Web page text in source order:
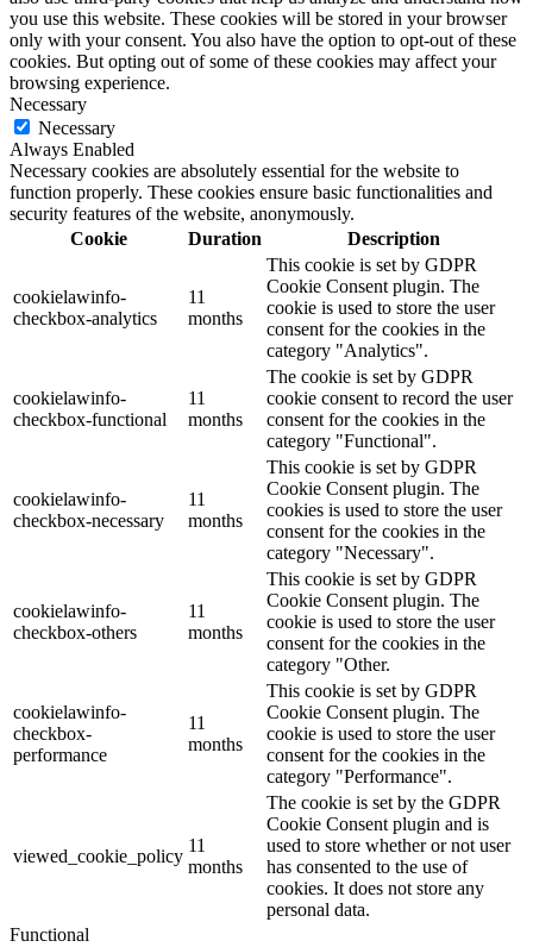
you use this website. These cookies will be stored in your browser
only with your consent. You also have the option to opt-out of these
cookies. But opting out of some of these cookies may affect your
browsing experience.
Necessary
Necessary
Always Enabled
Necessary cookies are absolutely essential for the website to
function properly. These cookies ensure basic functionalities and
security features of the website, anonymously.
Cookie
Duration Description
cookielawinfo-
checkbox-analytics
11
months
This cookie is set by GDPR
Cookie Consent plugin. The
cookie is used to store the user
consent for the cookies in the
category "Analytics".
cookielawinfo-
checkbox-functional
11
months
The cookie is set by GDPR
cookie consent to record the user
consent for the cookies in the
category "Functional".
cookielawinfo-
checkbox-necessary
11
months
This cookie is set by GDPR
Cookie Consent plugin. The
cookies is used to store the user
consent for the cookies in the
category "Necessary".
cookielawinfo-
checkbox-others
11
months
This cookie is set by GDPR
Cookie Consent plugin. The
cookie is used to store the user
consent for the cookies in the
category "Other.
cookielawinfo-
checkbox-
performance
11
months
This cookie is set by GDPR
Cookie Consent plugin. The
cookie is used to store the user
consent for the cookies in the
category "Performance".
viewed_cookie_policy
11
months
The cookie is set by the GDPR
Cookie Consent plugin and is
used to store whether or not user
has consented to the use of
cookies. It does not store any
personal data.
Functional